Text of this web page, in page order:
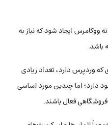
ووکامرس ایجاد شود که نیاز به
باشد.
که وردپرس دارد، تعداد زیادی
دارد؛ اما چندین مورد اساسی
فعال باشند.